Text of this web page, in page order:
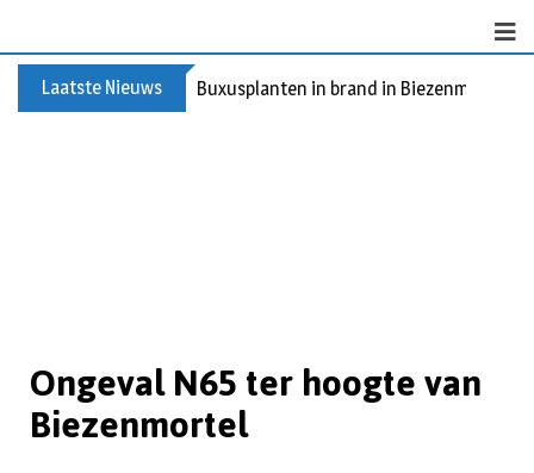
Laatste Nieuws Buxusplanten in brand in Biezenmortel,
Ongeval N65 ter hoogte van
Biezenmortel